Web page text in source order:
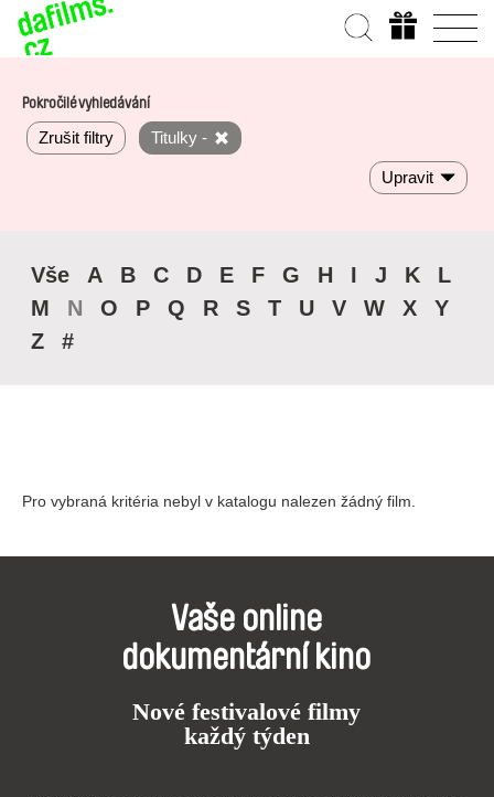
Pokročilé vyhledávání
Zrušit filtry Titulky -
Upravit
Vše A B C D E F G H I J K
L
M
N O P Q R S T U V W X
Y
Z
#
Pro vybraná kritéria nebyl v katalogu nalezen žádný film.
Vaše online
dokumentární kino
Nové festivalové filmy
každý týden